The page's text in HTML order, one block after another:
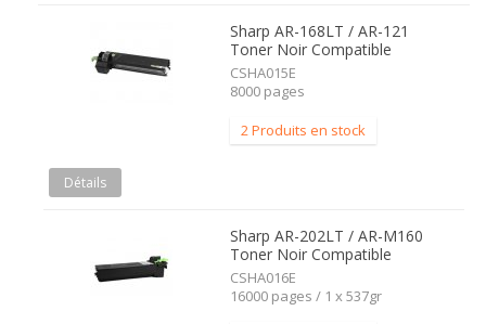
Sharp AR-168LT / AR-121
Toner Noir Compatible
CSHA015E
8000 pages
2 Produits en stock
Détails
Sharp AR-202LT / AR-M160
Toner Noir Compatible
CSHA016E
16000 pages / 1 x 537gr